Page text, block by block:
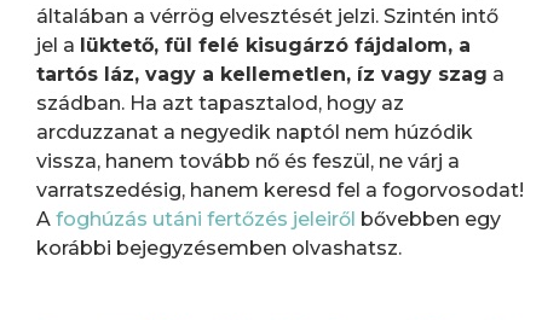
általában a vérrög elvesztését jelzi. Szintén intő
jel a lüktető, fül felé kisugárzó fájdalom, a
tartós láz, vagy a kellemetlen, íz vagy szag a
szádban. Ha azt tapasztalod, hogy az
arcduzzanat a negyedik naptól nem húzódik
vissza, hanem tovább nő és feszül, ne várj a
varratszedésig, hanem keresd fel a fogorvosodat!
A foghúzás utáni fertőzés jeleiről bővebben egy
korábbi bejegyzésemben olvashatsz.